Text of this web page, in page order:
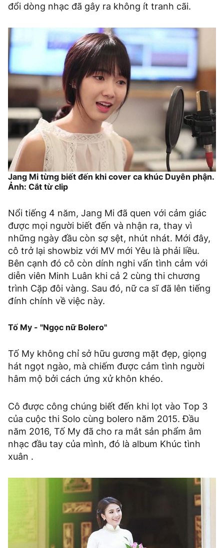
đổi dòng nhạc đã gây ra không ít tranh cãi.
Jang Mi từng biết đến khi cover ca khúc Duyên phận.
Ảnh: Cắt từ clip
Nổi tiếng 4 năm, Jang Mi đã quen với cảm giác
được mọi người biết đến và nhận ra, thay vì
những ngày đầu còn sợ sệt, nhút nhát. Mới đây,
cô trở lại showbiz với MV mới Yêu là phải liều.
Bên cạnh đó cô còn dính nghi vấn tình cảm với
diễn viên Minh Luân khi cả 2 cùng thi chương
trình Cặp đôi vàng. Sau đó, nữ ca sĩ đã lên tiếng
đính chính về việc này.
Tố My - "Ngọc nữ Bolero"
Tố My không chỉ sở hữu gương mặt đẹp, giọng
hát ngọt ngào, mà chiếm được cảm tình người
hâm mộ bởi cách ứng xử khôn khéo.
Cô được công chúng biết đến khi lọt vào Top 3
của cuộc thi Solo cùng bolero năm 2015. Đầu
năm 2016, Tố My đã cho ra mắt sản phẩm âm
nhạc đầu tay của mình, đó là album Khúc tình
xuân .